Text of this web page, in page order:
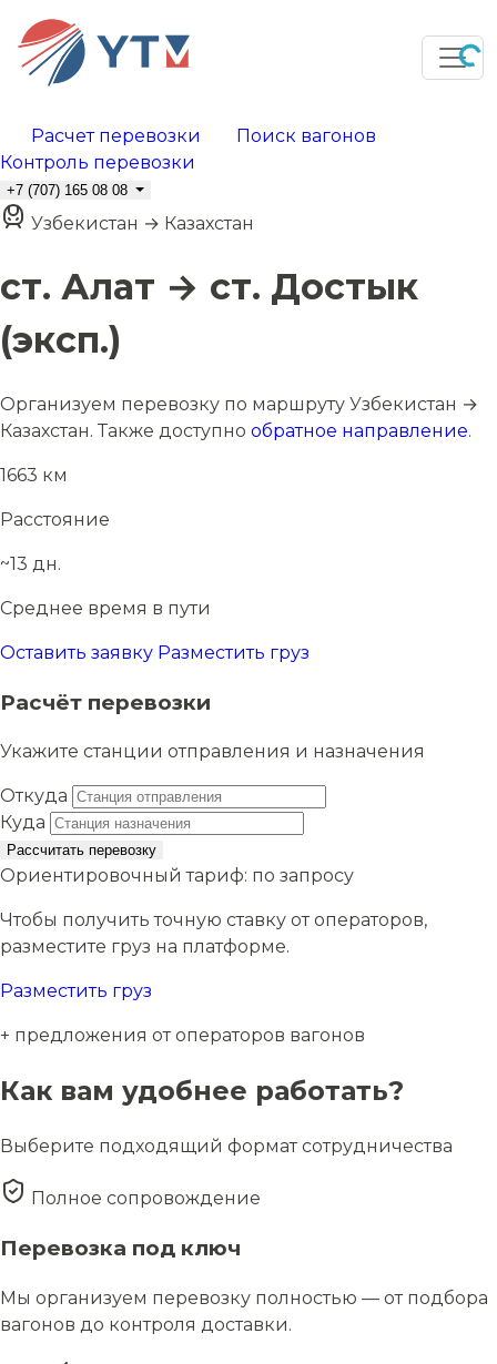
Расчет перевозки
Поиск вагонов
Контроль перевозки
+7 (707) 165 08 08
Узбекистан → Казахстан
ст. Алат → ст. Достык
(эксп.)
Организуем перевозку по маршруту Узбекистан →
Казахстан. Также доступно обратное направление.
1663 км
Расстояние
~13 дн.
Среднее время в пути
Оставить заявку Разместить груз
Расчёт перевозки
Укажите станции отправления и назначения
Откуда
Куда
Рассчитать перевозку
Ориентировочный тариф: по запросу
Чтобы получить точную ставку от операторов,
разместите груз на платформе.
Разместить груз
+ предложения от операторов вагонов
Как вам удобнее работать?
Выберите подходящий формат сотрудничества
Полное сопровождение
Перевозка под ключ
Мы организуем перевозку полностью — от подбора
вагонов до контроля доставки.